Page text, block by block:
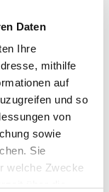
Daten
Ihre
mithilfe
auf
und so
von
sowie
Sie
welche Zwecke